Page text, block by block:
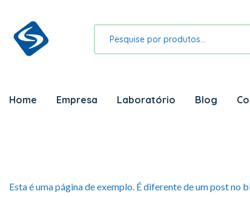
Home Empresa Laboratório Blog
Esta é uma página de exemplo. É diferente de um post no